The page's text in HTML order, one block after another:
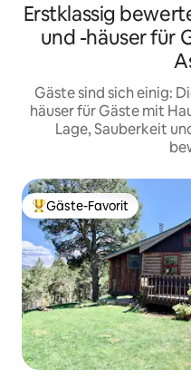
Erstklassig
und -häuser für
Gäste sind sich einig:
häuser für Gäste mit
Lage, Sauberkeit
Beliebter Gäste-Favorit.
Gäste-Favorit